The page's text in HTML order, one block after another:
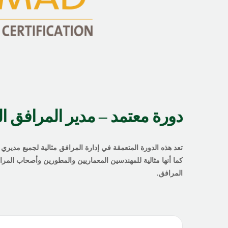
دورة معتمد – مدير المرافق
تعد هذه الدورة المتعمقة في إدارة المرافق مثالية لجميع
كما أنها مثالية للمهندسين المعماريين والمطورين وأصحاب
المرافق.